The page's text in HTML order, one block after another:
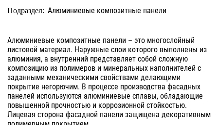
Подраздел: Алюминиевые композитные панели
Алюминиевые композитные панели – это многослойный
листовой материал. Наружные слои которого выполнены из
алюминия, а внутренний представляет собой сложную
композицию из полимеров и минеральных наполнителей с
заданными механическими свойствами делающими
покрытие негорючим. В процессе производства фасадных
панелей используются алюминиевые сплавы, обладающие
повышенной прочностью и коррозионной стойкостью.
Лицевая сторона фасадной панели защищена декоративным